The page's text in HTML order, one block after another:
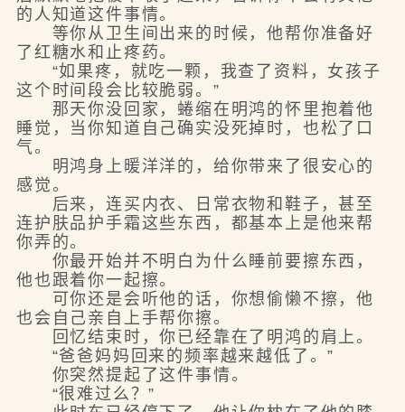
的人知道这件事情。
等你从卫生间出来的时候，他帮你准备好
了红糖水和止疼药。
“如果疼，就吃一颗，我查了资料，女孩子
这个时间段会比较脆弱。”
那天你没回家，蜷缩在明鸿的怀里抱着他
睡觉，当你知道自己确实没死掉时，也松了口
气。
明鸿身上暖洋洋的，给你带来了很安心的
感觉。
后来，连买内衣、日常衣物和鞋子，甚至
连护肤品护手霜这些东西，都基本上是他来帮
你弄的。
你最开始并不明白为什么睡前要擦东西，
他也跟着你一起擦。
可你还是会听他的话，你想偷懒不擦，他
也会自己亲自上手帮你擦。
回忆结束时，你已经靠在了明鸿的肩上。
“爸爸妈妈回来的频率越来越低了。”
你突然提起了这件事情。
“很难过么？”